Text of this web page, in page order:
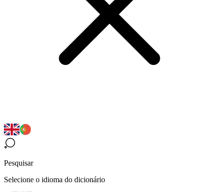
Pesquisar
Selecione o idioma do dicionário